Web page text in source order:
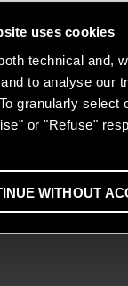
uses cookies
technical and,
to analyse our
granularly
or "Refuse"
WITHOUT
thường xuyên?